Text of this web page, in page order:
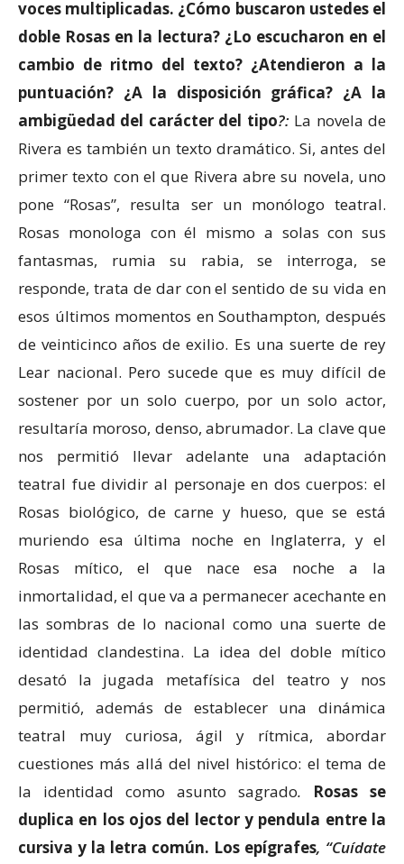
voces multiplicadas. ¿Cómo buscaron ustedes el
doble Rosas en la lectura? ¿Lo escucharon en el
cambio de ritmo del texto? ¿Atendieron a la
puntuación? ¿A la disposición gráfica? ¿A la
ambigüedad del carácter del tipo?: La novela de
Rivera es también un texto dramático. Si, antes del
primer texto con el que Rivera abre su novela, uno
pone “Rosas”, resulta ser un monólogo teatral.
Rosas monologa con él mismo a solas con sus
fantasmas, rumia su rabia, se interroga, se
responde, trata de dar con el sentido de su vida en
esos últimos momentos en Southampton, después
de veinticinco años de exilio. Es una suerte de rey
Lear nacional. Pero sucede que es muy difícil de
sostener por un solo cuerpo, por un solo actor,
resultaría moroso, denso, abrumador. La clave que
nos permitió llevar adelante una adaptación
teatral fue dividir al personaje en dos cuerpos: el
Rosas biológico, de carne y hueso, que se está
muriendo esa última noche en Inglaterra, y el
Rosas mítico, el que nace esa noche a la
inmortalidad, el que va a permanecer acechante en
las sombras de lo nacional como una suerte de
identidad clandestina. La idea del doble mítico
desató la jugada metafísica del teatro y nos
permitió, además de establecer una dinámica
teatral muy curiosa, ágil y rítmica, abordar
cuestiones más allá del nivel histórico: el tema de
la identidad como asunto sagrado. Rosas se
duplica en los ojos del lector y pendula entre la
cursiva y la letra común. Los epígrafes, “Cuídate